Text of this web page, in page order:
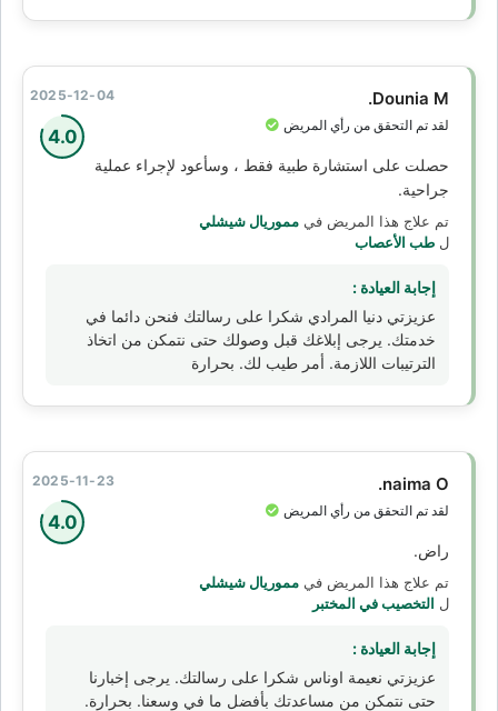
4.0
Dounia M.
لقد تم التحقق من رأي المريض
2025-12-04
حصلت على استشارة طبية فقط ، وسأعود لإجراء عملية
جراحية.
تم علاج هذا المريض في مموريال شيشلي
ل طب الأعصاب
إجابة العيادة :
عزيزتي دنيا المرادي شكرا على رسالتك فنحن دائما في
خدمتك. يرجى إبلاغك قبل وصولك حتى نتمكن من اتخاذ
الترتيبات اللازمة. أمر طيب لك. بحرارة
4.0
naima O.
لقد تم التحقق من رأي المريض
2025-11-23
راض.
تم علاج هذا المريض في مموريال شيشلي
ل التخصيب في المختبر
إجابة العيادة :
عزيزتي نعيمة اوناس شكرا على رسالتك. يرجى إخبارنا
حتى نتمكن من مساعدتك بأفضل ما في وسعنا. بحرارة.